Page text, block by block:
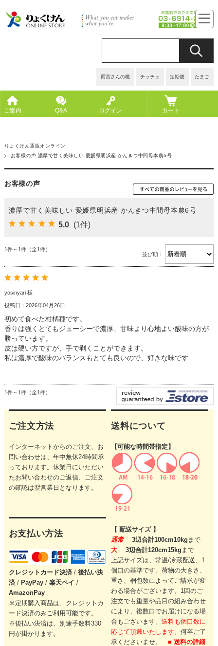
雨宮さんの桃 チッチェ 定期便 たまご
ご案内 Q&A ログイン カート
りょくけん通販オンライン
お客様の声:濃厚で甘く美味しい 愛媛県明浜産 かんきつ中間母本農6号
お客様の声
濃厚で甘く美味しい 愛媛県明浜産 かんきつ中間母本農6号
5.0 (1件)
1件～1件（全1件）
並び順：
yosinyari 様
投稿日：2026年04月26日
初めて食べた柑橘種です。
香りは強くとてもジューシーで濃厚、甘味より心地よい酸味の方が
勝っています。
皮は硬い方ですが、手で剥くことができます。
私は濃厚で酸味のバランスもとても良いので、好きな味です
1件～1件（全1件）
ご注文方法
インターネットからのご注文、お
問い合わせは、年中無休24時間承
っております。休業日にいただい
たお問い合わせのご返信、ご注文
の確認は翌営業日となります。
お支払い方法
クレジットカード決済 / 後払い決
済/ PayPay/ 楽天ペイ /
AmazonPay
※定期購入商品は、クレジットカ
ード決済のみご利用可能です。
※後払い決済は、別途手数料330
円が掛かります。
送料について
【可能な時間帯指定】
【 配送サイズ 】
通常
3辺合計100cm10kg まで
大
3辺合計120cm15kg まで
上記サイズは、常温/冷蔵配送、1
個口の基準です。荷物の大きさ、
重さ、梱包数によってご請求が変
わる場合がございます。 1回のご
注文でも重量や品目の組み合わせ
により、複数口でお届けになる場
合もございます。送料も個口数に
応じて頂戴いたします。何卒ご了
承くださいませ。■ 送料の詳細